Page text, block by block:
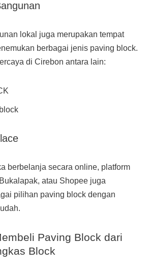
lokal juga merupakan tempat
berbagai jenis paving block.
di Cirebon antara lain:
berbelanja secara online, platform
atau Shopee juga
pilihan paving block dengan
Paving Block dari
Block